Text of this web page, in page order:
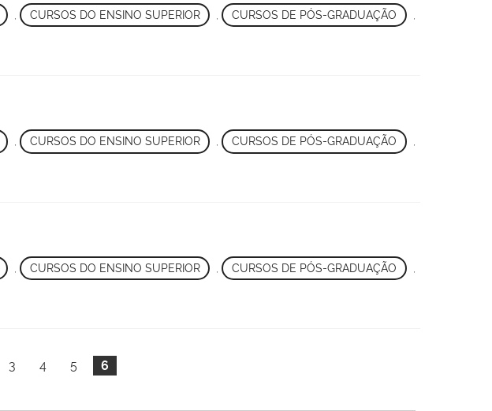
CURSOS DO ENSINO SUPERIOR , CURSOS DE PÓS-GRADUAÇÃO
, CURSOS DO ENSINO SUPERIOR , CURSOS DE PÓS-GRADUAÇÃO ,
CURSOS DO ENSINO SUPERIOR , CURSOS DE PÓS-GRADUAÇÃO
3 4 5 6